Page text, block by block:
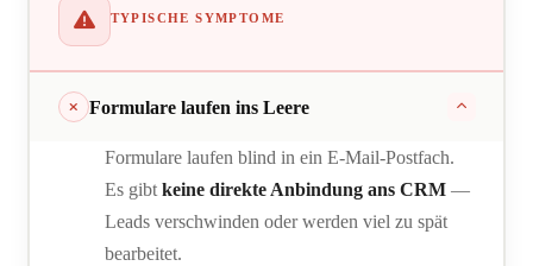
TYPISCHE SYMPTOME
Formulare laufen ins Leere
Formulare laufen blind in ein E-Mail-Postfach.
Es gibtkeine direkte Anbindung ans CRM —
Leads verschwinden oder werden viel zu spät
bearbeitet.